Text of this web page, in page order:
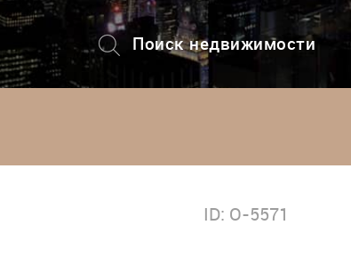
Поиск недвижимости
+7 (495) 228-82-08
ID: O-5571